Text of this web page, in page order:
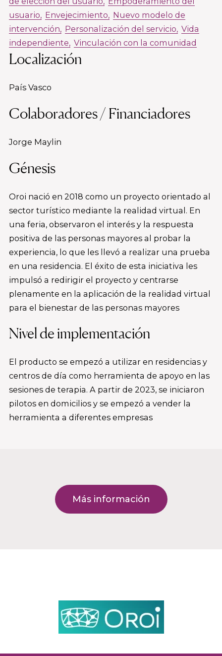
usuario Envejecimiento Nuevo modelo de
intervención Personalización del servicio Vida
independiente Vinculación con la comunidad
Localización
País Vasco
Colaboradores / Financiadores
Jorge Maylin
Génesis
Oroi nació en 2018 como un proyecto orientado al
sector turístico mediante la realidad virtual. En
una feria, observaron el interés y la respuesta
positiva de las personas mayores al probar la
experiencia, lo que les llevó a realizar una prueba
en una residencia. El éxito de esta iniciativa les
impulsó a redirigir el proyecto y centrarse
plenamente en la aplicación de la realidad virtual
para el bienestar de las personas mayores
Nivel de implementación
El producto se empezó a utilizar en residencias y
centros de día como herramienta de apoyo en las
sesiones de terapia. A partir de 2023, se iniciaron
pilotos en domicilios y se empezó a vender la
herramienta a diferentes empresas
Más información